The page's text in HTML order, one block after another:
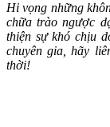
Hi vọng những
chữa trào ngược
thiện sự khó chịu
chuyên gia, hãy
thời!